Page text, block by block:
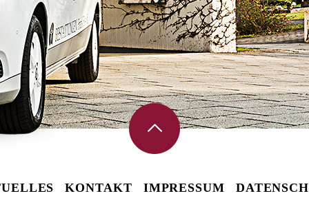
KONTAKT IMPRESSUM